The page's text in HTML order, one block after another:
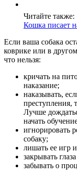
Читайте также:
Кошка писает
Если ваша собака
коврике или в
что нельзя:
кричать на
наказание;
наказывать,
преступления,
Лучше
начать
игнорировать
собаку;
лишать ее игр
закрывать
забывать о